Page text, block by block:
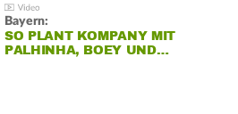
Bayern:
SO PLANT KOMPANY MIT
PALHINHA, BOEY UND…